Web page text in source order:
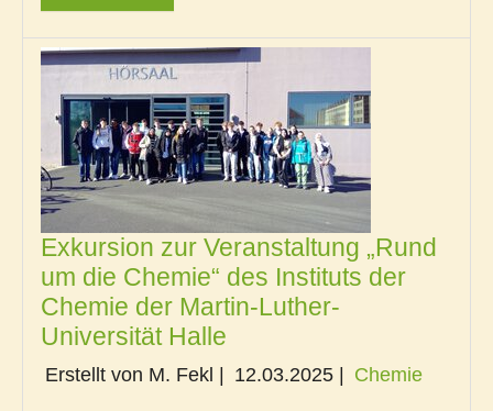
Exkursion zur Veranstaltung „Rund
um die Chemie“ des Instituts der
Chemie der Martin-Luther-
Universität Halle
Erstellt von M. Fekl | 12.03.2025 Chemie